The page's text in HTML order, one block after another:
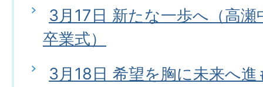
3月17日 新たな一歩へ（高
卒業式）
3月18日 希望を胸に未来へ